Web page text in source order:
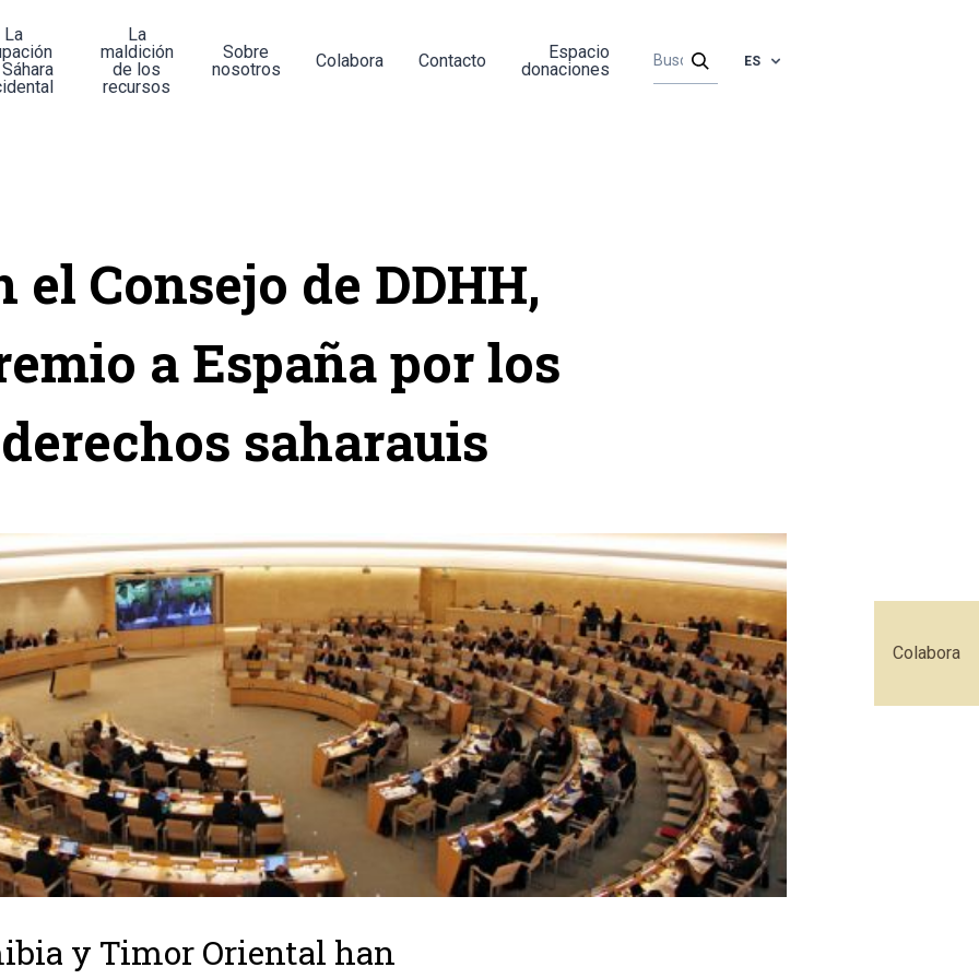
Colabora
La
La
maldición
de los
recursos
Sobre
nosotros
Colabora Contacto
Espacio
donaciones
ES
el Consejo de DDHH,
a España por los
derechos saharauis
y Timor Oriental han